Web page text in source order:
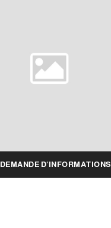
DEMANDE D'INFORMATIONS